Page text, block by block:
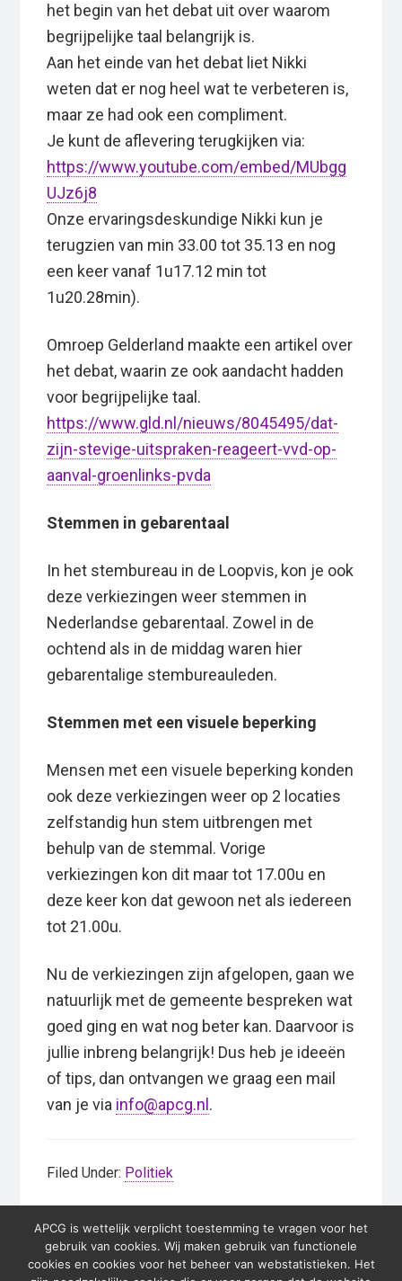
het begin van het debat uit over waarom
begrijpelijke taal belangrijk is.
Aan het einde van het debat liet Nikki
weten dat er nog heel wat te verbeteren is,
maar ze had ook een compliment.
Je kunt de aflevering terugkijken via:
https://www.youtube.com/embed/MUbgg
UJz6j8
Onze ervaringsdeskundige Nikki kun je
terugzien van min 33.00 tot 35.13 en nog
een keer vanaf 1u17.12 min tot
1u20.28min).
Omroep Gelderland maakte een artikel over
het debat, waarin ze ook aandacht hadden
voor begrijpelijke taal.
https://www.gld.nl/nieuws/8045495/dat-
zijn-stevige-uitspraken-reageert-vvd-op-
aanval-groenlinks-pvda
Stemmen in gebarentaal
In het stembureau in de Loopvis, kon je ook
deze verkiezingen weer stemmen in
Nederlandse gebarentaal. Zowel in de
ochtend als in de middag waren hier
gebarentalige stembureauleden.
Stemmen met een visuele beperking
Mensen met een visuele beperking konden
ook deze verkiezingen weer op 2 locaties
zelfstandig hun stem uitbrengen met
behulp van de stemmal. Vorige
verkiezingen kon dit maar tot 17.00u en
deze keer kon dat gewoon net als iedereen
tot 21.00u.
Nu de verkiezingen zijn afgelopen, gaan we
natuurlijk met de gemeente bespreken wat
goed ging en wat nog beter kan. Daarvoor is
jullie inbreng belangrijk! Dus heb je ideeën
of tips, dan ontvangen we graag een mail
van je via info@apcg.nl .
Filed Under: Politiek
Primary
APCG is wettelijk verplicht toestemming te vragen voor het
gebruik van cookies. Wij maken gebruik van functionele
cookies en cookies voor het beheer van webstatistieken. Het